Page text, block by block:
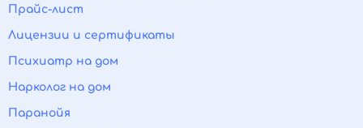
Прайс-лист
Лицензии и сертификаты
Психиатр на дом
Нарколог на дом
Паранойя